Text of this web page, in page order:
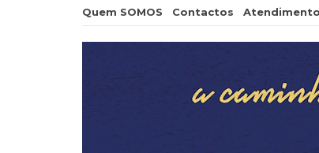
Quem SOMOS Contactos Atendimento